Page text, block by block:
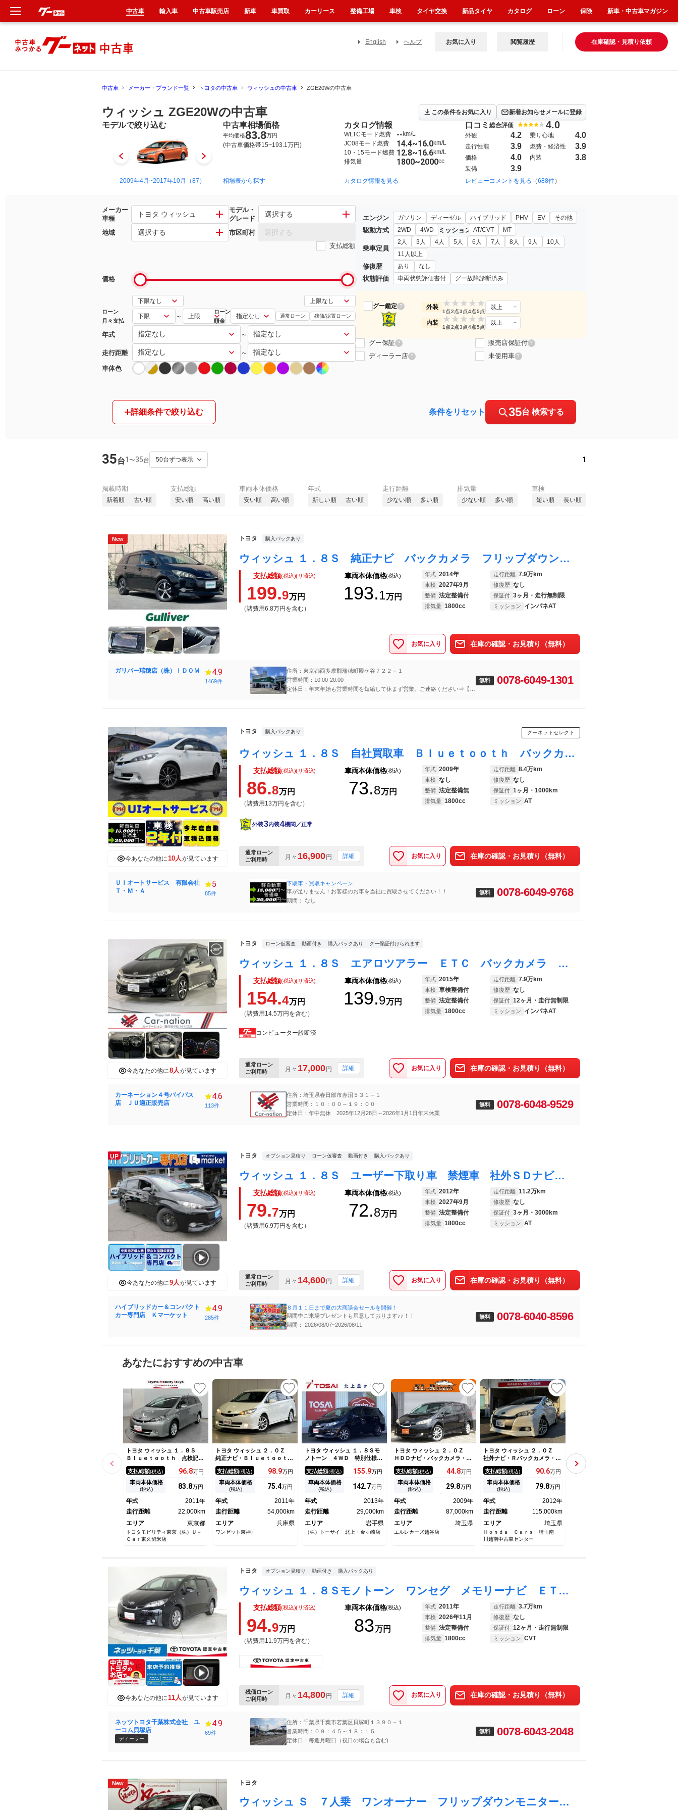
English ヘルプ 在庫確認・見積り依頼
お気に入り 閲覧履歴
中古車 メーカー・ブランド一覧 トヨタの中古車 ウィッシュの中古車 ZGE20Wの中古車
ウィッシュ ZGE20Wの中古車 この条件をお気に入り 新着お知らせメールに登録
モデルで絞り込む
2009年4月~2017年10月（87） 2003年1月~2009年4月（12） 2009年4月~2017年10月（87）
中古車相場価格
平均価格83.8万円
(中古車価格帯15~193.1万円)
相場表から探す
カタログ情報
WLTCモード燃費 -- km/L
JC08モード燃費
14.4~16.0km/L
10・15モード燃費 12.8~16.6km/L
排気量
1800~2000cc
カタログ情報を見る
口コミ 総合評価 4.0
外観 4.2 乗り心地 4.0
走行性能 3.9 燃費・経済性 3.9
価格 4.0 内装 3.8
装備 3.9
レビューコメントを見る （688件）
メーカー
車種
トヨタ ウィッシュ
モデル・
グレード
選択する
地域 選択する 市区町村 選択する
支払総額
価格
ローン
月々支払
～
ローン
頭金
通常ローン 残価/据置ローン
年式 ～
走行距離 ～
車体色
エンジン ガソリン ディーゼル ハイブリッド PHV EV その他
駆動方式 2WD 4WD ミッション AT/CVT MT
乗車定員
2人 3人 4人 5人 6人 7人 8人 9人
10人
11人以上
修復歴 あり なし
状態評価 車両状態評価書付 グー故障診断済み
グー鑑定 ? 外装 ★
1点
★
2点
★
3点
★
4点
★
5点
以上
内装 ★
1点
★
2点
★
3点
★
4点
★
5点
以上
グー保証 ? 販売店保証付 ?
ディーラー店 ? 未使用車 ?
詳細条件で絞り込む 条件をリセット 35台 検索する
35台1 〜35台 1
掲載時期
新着順 古い順
支払総額
安い順 高い順
車両本体価格
安い順 高い順
年式
新しい順 古い順
走行距離
少ない順 多い順
排気量
少ない順 多い順
車検
短い順 長い順
New トヨタ 購入パックあり
ウィッシュ １．８Ｓ 純正ナビ バックカメラ フリップダウンモニター 横滑り防止装置 パドルシフト ＥＴＣ ドライブレコーダー ＳＰＯＲＴ ＥＣＯＭＯＤＥ オートライト 電動格納ミラー フォグランプ パワーウィンドウ
支払総額(税込)(リ済込)
199.9万円
（諸費用6.8万円を含む）
車両本体価格(税込)
193.1万円
年式 2014年 走行距離 7.9万km
車検 2027年9月 修復歴 なし
整備 法定整備付 保証付 3ヶ月・走行無制限
排気量 1800cc ミッション インパネAT
お気に入り 在庫の確認・お見積り（無料）
ガリバー瑞穂店（株）ＩＤＯＭ 4.9
1469件
住所：東京都西多摩郡瑞穂町殿ケ谷７２２－１
営業時間：10:00-20:00
定休日：年末年始も営業時間を短縮して休まず営業。ご連絡ください⇒【無
無料 0078-6049-1301
今あなたの他に10人が見ています
トヨタ 購入パックあり グーネットセレクト
ウィッシュ １．８Ｓ 自社買取車 Ｂｌｕｅｔｏｏｔｈ バックカメラ ＥＴＣ テレビ ナビ 社外アルミホイール プッシュスタート スマートキー２個 ＨＩＤヘッドライト ウインカーミラー 電動格納ミラー Ｗエアバック ＡＢＳ
支払総額(税込)(リ済込)
86.8万円
（諸費用13万円を含む）
車両本体価格(税込)
73.8万円
年式 2009年 走行距離 8.4万km
車検 なし 修復歴 なし
整備 法定整備無 保証付 1ヶ月・1000km
排気量 1800cc ミッション AT
外装3内装4機関／正常
通常ローン
ご利用時
月々 16,900円 詳細 お気に入り 在庫の確認・お見積り（無料）
ＵＩオートサービス 有限会社
Ｔ・Ｍ・Ａ
5
85件
下取車・買取キャンペーン
車が足りません！お客様のお車を当社に買取させてください！！
期間： なし
無料 0078-6049-9768
今あなたの他に8人が見ています
トヨタ ローン仮審査 動画付き 購入パックあり グー保証付けられます
ウィッシュ １．８Ｓ エアロツアラー ＥＴＣ バックカメラ ＴＶ アルミホイール オートライト ＨＩＤ スマートキー 電動格納ミラー ３列シート ＣＶＴ 衝突安全ボディ ＡＢＳ ＥＳＣ ＣＤ Ｂｌｕｅｔｏｏｔｈ エアコン
支払総額(税込)(リ済込)
154.4万円
（諸費用14.5万円を含む）
車両本体価格(税込)
139.9万円
年式 2015年 走行距離 7.9万km
車検 車検整備付 修復歴 なし
整備 法定整備付 保証付 12ヶ月・走行無制限
排気量 1800cc ミッション インパネAT
コンピューター診断済
通常ローン
ご利用時
月々 17,000円 詳細 お気に入り 在庫の確認・お見積り（無料）
カーネーション４号バイパス
店 ＪＵ適正販売店
4.6
113件
住所：埼玉県春日部市赤沼５３１－１
営業時間：１０：００～１９：００
定休日：年中無休 2025年12月28日～2026年1月1日年末休業
無料 0078-6048-9529
UP
今あなたの他に9人が見ています
トヨタ オプション見積り ローン仮審査 動画付き 購入パックあり
ウィッシュ １．８Ｓ ユーザー下取り車 禁煙車 社外ＳＤナビ Ｂｌｕｅｔｏｏｔｈ接続 バックモニター フルセグＴＶ ＣＤ／ＤＶＤ再生 ＥＴＣ マニュアルモード オートライト／ＡＣ 衝突安全ボディー
支払総額(税込)(リ済込)
79.7万円
（諸費用6.9万円を含む）
車両本体価格(税込)
72.8万円
年式 2012年 走行距離 11.2万km
車検 2027年9月 修復歴 なし
整備 法定整備付 保証付 3ヶ月・3000km
排気量 1800cc ミッション AT
通常ローン
ご利用時
月々 14,600円 詳細 お気に入り 在庫の確認・お見積り（無料）
ハイブリッドカー＆コンパクト
カー専門店 Ｋマーケット
4.9
285件
８月１１日まで夏の大商談会セールを開催！
期間中ご来場プレゼントも用意しております♪♪！！
期間： 2026/08/07~2026/08/11
無料 0078-6040-8596
あなたにおすすめの中古車
トヨタ ウィッシュ １．８Ｓ
Ｂｌｕｅｔｏｏｔｈ 点検記録
簿 ナビ ＨＩＤ ＥＴＣ Ｔ
Ｖ 空気清浄機 修復歴なし
ＵＳＢ オートエアコン パワ
ーステアリング パワーウィン
Ｓ 横滑防止装置
支払総額(税込) 96.8万円
車両本体価格
(税込) 83.8万円
年式
2011年
走行距離
22,000km
エリア
東京都
トヨタモビリティ東京（株）Ｕ－
Ｃａｒ東久留米店
トヨタ ウィッシュ ２．０Ｚ
純正ナビ・Ｂｌｕｅｔｏｏｔｈ
オーディオ・地デジ・スマート
キー２個・クルーズコントロー
ル・ＭＴモード・ＨＩＤライ
ト・オートライト・ＥＴＣ・６
支払総額(税込) 98.9万円
車両本体価格
(税込) 75.4万円
年式
2011年
走行距離
54,000km
エリア
兵庫県
ワンゼット東神戸
トヨタ ウィッシュ １．８Ｓモ
ノトーン ４ＷＤ 特別仕様
車 純正メモリーナビ バック
カメラ ビルトインＥＴＣ ハ
ーフレザーシート 革巻きステ
アリング／シフトノブ オート
オートライト プッシュスター
ト キーレス
支払総額(税込) 155.9万円
車両本体価格
(税込) 142.7万円
年式
2013年
走行距離
29,000km
エリア
岩手県
（株）トーサイ 北上・金ヶ崎店
トヨタ ウィッシュ ２．０Ｚ
ＨＤＤナビ・バックカメラ・フ
ルセグ・Ｂｌｕｅｔｏｏｔｈ接
続・スマートキー・プッシュス
タート・ＥＴＣ・クルーズコン
トロール・パドルシフト・ＨＩ
プ・純正１７インチＡＷ・ＡＡ
Ｃ
支払総額(税込) 44.8万円
車両本体価格
(税込) 29.8万円
年式
2009年
走行距離
87,000km
エリア
埼玉県
エルレカーズ越谷店
トヨタ ウィッシュ ２．０Ｚ
社外ナビ・Ｒバックカメラ・Ｈ
ＩＤヘッドライト・フォグライ
ト・ＥＴＣ・１７インチアルミ
ホイール・サンルーフ・クルー
ズコントロール・スマートキ
ィオ
支払総額(税込) 90.6万円
車両本体価格
(税込) 79.8万円
年式
2012年
走行距離
115,000km
エリア
埼玉県
Ｈｏｎｄａ Ｃａｒｓ 埼玉南
川越南中古車センター
純正ナビ／バックカメラ／オー
トライト／キセノンヘッドライ
ト／純正アルミホイール／パド
支払総額
今あなたの他に 11人 が見ています
トヨタ オプション見積り 動画付き 購入パックあり
ウィッシュ １．８Ｓモノトーン ワンセグ メモリーナビ ＥＴＣ ＨＩＤヘッドライト ３列シート ワンオーナー ＤＶＤ再生 記録簿 乗車定員７人 安全装備 ナビ＆ＴＶ ＣＤ アルミホイール フルフラットシート 盗難防止装置 キーレス
支払総額(税込)(リ済込)
94.9万円
（諸費用11.9万円を含む）
車両本体価格(税込)
83万円
年式 2011年 走行距離 3.7万km
車検 2026年11月 修復歴 なし
整備 法定整備付 保証付 12ヶ月・走行無制限
排気量 1800cc ミッション CVT
残価ローン
ご利用時
月々 14,800 円 詳細 お気に入り 在庫の確認・お見積り（無料）
ネッツトヨタ千葉株式会社 ユ
ーコム貝塚店
ディーラー
4.9
69件
住所：千葉県千葉市若葉区貝塚町１３９０－１
営業時間：０９：４５～１８：１５
定休日：毎週月曜日（祝日の場合も含む)
無料 0078-6043-2048
New トヨタ
ウィッシュ Ｓ ７人乗 ワンオーナー フリップダウンモニター 純正ＨＤＤナビ（ＮＨＺＤ－Ｗ６２Ｇ） バックカメラ ＥＴＣ オートライト フロントフォグ
中古車 輸入車 中古車販売店 新車 車買取 カーリース 整備工場 車検 タイヤ交換 新品タイヤ カタログ ローン 保険 新車・中古車マガジン
新車